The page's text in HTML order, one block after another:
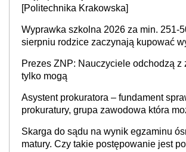
[Politechnika Krakowska]
Wyprawka szkolna 2026 za min. 251-
sierpniu rodzice zaczynają kupować
ponad 1 tys. zł
Prezes ZNP: Nauczyciele odchodzą z
tylko mogą
Asystent prokuratora – fundament
prokuratury, grupa zawodowa która
Skarga do sądu na wynik egzaminu
matury. Czy takie postępowanie jest